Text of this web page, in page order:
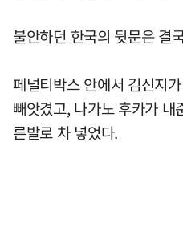
불안하던 한국의 뒷문은 결
페널티박스 안에서 김신지
빼앗겼고, 나가노 후카가
른발로 차 넣었다.